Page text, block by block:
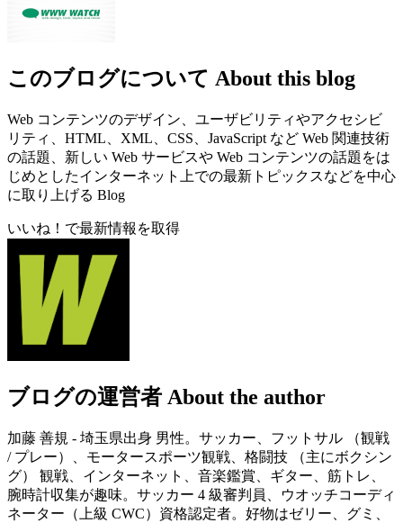
このブログについて About this blog
Web コンテンツのデザイン、ユーザビリティやアクセシビ
リティ、HTML、XML、CSS、JavaScript など Web 関連技術
の話題、新しい Web サービスや Web コンテンツの話題をは
じめとしたインターネット上での最新トピックスなどを中心
に取り上げる Blog
いいね！で最新情報を取得
ブログの運営者 About the author
加藤 善規 - 埼玉県出身 男性。サッカー、フットサル （観戦
/ プレー）、モータースポーツ観戦、格闘技 （主にボクシン
グ） 観戦、インターネット、音楽鑑賞、ギター、筋トレ、
腕時計収集が趣味。サッカー 4 級審判員、ウオッチコーディ
ネーター（上級 CWC）資格認定者。好物はゼリー、グミ、